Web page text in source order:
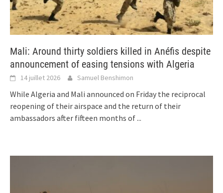
Mali: Around thirty soldiers killed in Anéfis despite
announcement of easing tensions with Algeria
14 juillet 2026 Samuel Benshimon
While Algeria and Mali announced on Friday the reciprocal
reopening of their airspace and the return of their
ambassadors after fifteen months of...